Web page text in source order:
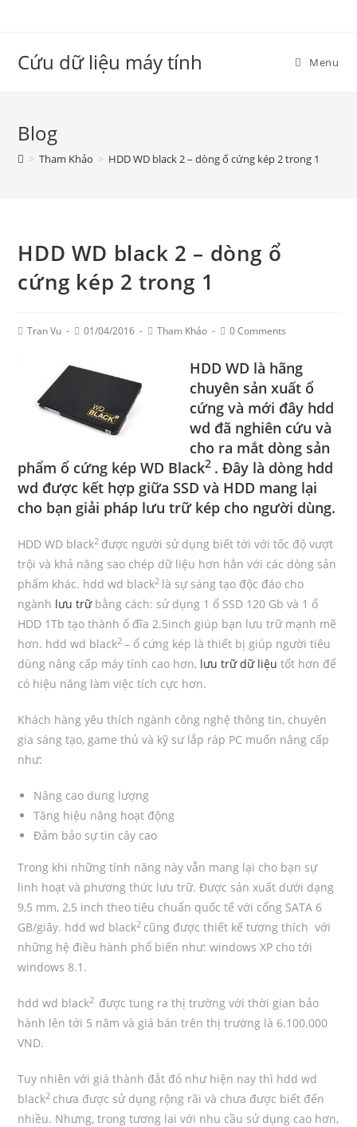
Cứu dữ liệu máy tính Menu
Blog
> Tham Khảo > HDD WD black 2 – dòng ổ cứng kép 2 trong 1
HDD WD black 2 – dòng ổ
cứng kép 2 trong 1
PostTran Vu
Post01/04/2016
PostTham Khảo
Post0 Comments
HDD WD là hãng
chuyên sản xuất ổ
cứng và mới đây hdd
wd đã nghiên cứu và
cho ra mắt dòng sản
phẩm ổ cứng kép WD Black2 . Đây là dòng hdd
wd được kết hợp giữa SSD và HDD mang lại
cho bạn giải pháp lưu trữ kép cho người dùng.
HDD WD black2 được người sử dụng biết tới với tốc độ vượt
trội và khả năng sao chép dữ liệu hơn hẳn với các dòng sản
phẩm khác. hdd wd black2 là sự sáng tạo độc đáo cho
ngành lưu trữbằng cách: sử dụng 1 ổ SSD 120 Gb và 1 ổ
HDD 1Tb tạo thành ổ đĩa 2.5inch giúp bạn lưu trữ mạnh mẽ
hơn. hdd wd black2 – ổ cứng kép là thiết bị giúp người tiêu
dùng nâng cấp máy tính cao hơn, lưu trữ dữ liệu tốt hơn để
có hiệu năng làm việc tích cực hơn.
Khách hàng yêu thích ngành công nghệ thông tin, chuyên
gia sáng tạo, game thủ và kỹ sư lắp ráp PC muốn nâng cấp
như:
Nâng cao dung lượng
Tăng hiệu năng hoạt động
Đảm bảo sự tin cây cao
Trong khi những tính năng này vẫn mang lại cho bạn sự
linh hoạt và phương thức lưu trữ. Được sản xuất dưới dạng
9,5 mm, 2,5 inch theo tiêu chuẩn quốc tế với cổng SATA 6
GB/giây. hdd wd black2 cũng được thiết kế tương thích với
những hệ điều hành phổ biến như: windows XP cho tới
windows 8.1.
hdd wd black2 được tung ra thị trường với thời gian bảo
hành lên tới 5 năm và giá bán trên thị trường là 6.100.000
VND.
Tuy nhiên với giá thành đắt đỏ như hiện nay thì hdd wd
black2 chưa được sử dụng rộng rãi và chưa được biết đến
nhiều. Nhưng, trong tương lai với nhu cầu sử dụng cao hơn,